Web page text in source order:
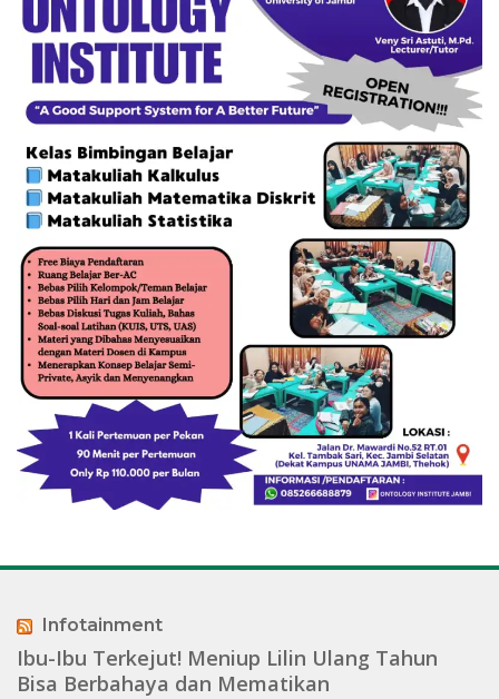
Infotainment
Ibu-Ibu Terkejut! Meniup Lilin Ulang Tahun
Bisa Berbahaya dan Mematikan